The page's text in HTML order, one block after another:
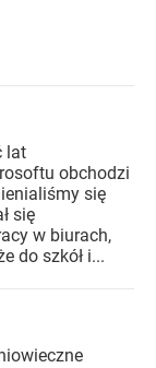
lat
obchodzi
się
się
w biurach,
do szkół i...